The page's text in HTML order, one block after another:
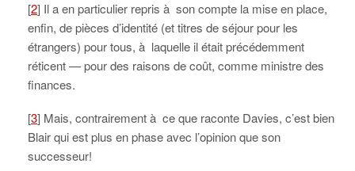
[2] Il a en particulier repris à son compte la mise en place,
enfin, de pièces d’identité (et titres de séjour pour les
étrangers) pour tous, à laquelle il était précédemment
réticent — pour des raisons de coût, comme ministre des
finances.
[3] Mais, contrairement à ce que raconte Davies, c’est bien
Blair qui est plus en phase avec l’opinion que son
successeur!